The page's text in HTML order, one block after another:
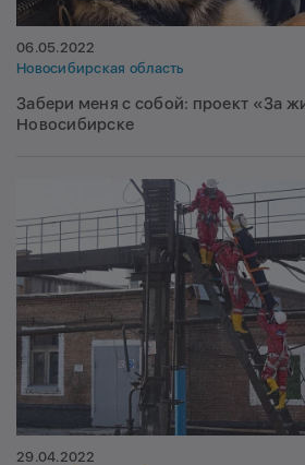
06.05.2022
Новосибирская область
Забери меня с собой: проект «За
Новосибирске
29.04.2022